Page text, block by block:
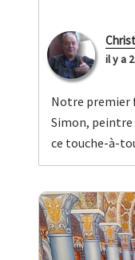
il y a
Notre premier
Simon, peintre
ce touche-à-